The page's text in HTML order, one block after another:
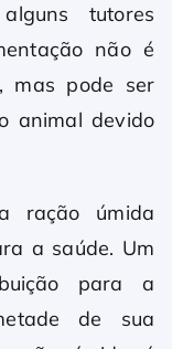
tutores
não é
mas pode ser
animal devido
ração úmida
a saúde. Um
para a
de sua